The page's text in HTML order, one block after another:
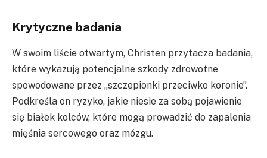
Krytyczne badania
W swoim liście otwartym, Christen przytacza badania,
które wykazują potencjalne szkody zdrowotne
spowodowane przez „szczepionki przeciwko koronie”.
Podkreśla on ryzyko, jakie niesie za sobą pojawienie
się białek kolców, które mogą prowadzić do zapalenia
mięśnia sercowego oraz mózgu.